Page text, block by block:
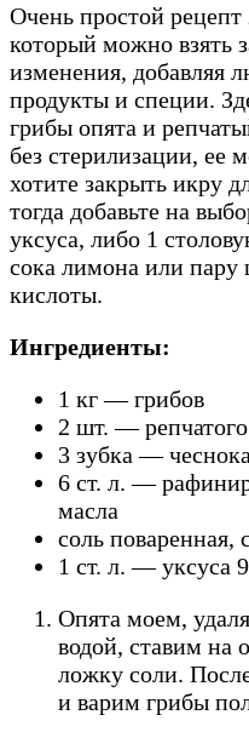
Очень простой
который можно взять
изменения, добавляя
продукты и специи.
грибы опята и
без стерилизации, ее
хотите закрыть икру
тогда добавьте на
уксуса, либо 1
сока лимона или
кислоты.
Ингредиенты:
1 кг — грибов
2 шт. —
3 зубка — чеснока
6 ст. л. —
масла
соль
1 ст. л. — уксуса
Опята моем,
водой, ставим на
ложку соли.
и варим грибы